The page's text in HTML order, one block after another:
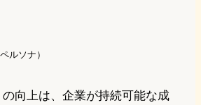
ルソナ）
向上は、企業が持続可能な成